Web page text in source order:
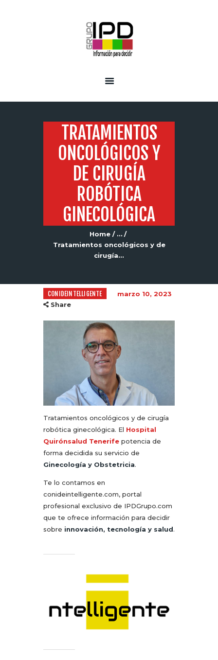
TRATAMIENTOS
ONCOLÓGICOS Y
DE CIRUGÍA
ROBÓTICA
GINECOLÓGICA
Home
...
Tratamientos oncológicos y de
cirugía...
CONIDEINTELLIGENTE
marzo 10, 2023
Share
Tratamientos oncológicos y de cirugía
robótica ginecológica. El Hospital
Quirónsalud Tenerife potencia de
forma decidida su servicio de
Ginecología y Obstetricia.
Te lo contamos en
conideintelligente.com, portal
profesional exclusivo de IPDGrupo.com
que te ofrece información para decidir
sobre innovación, tecnología y salud.